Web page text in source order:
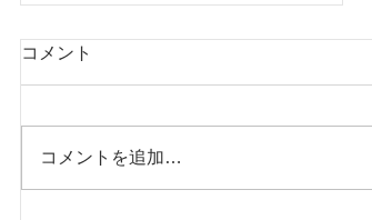
コメント
コメントを追加…